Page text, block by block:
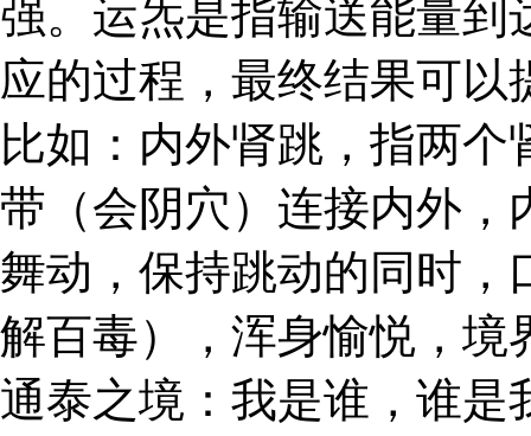
强。运炁是指输送能量到
应的过程，最终结果可
比如：内外肾跳，指两
带（会阴穴）连接内外，
舞动，保持跳动的同时，
解百毒），浑身愉悦，境
通泰之境：我是谁，谁是